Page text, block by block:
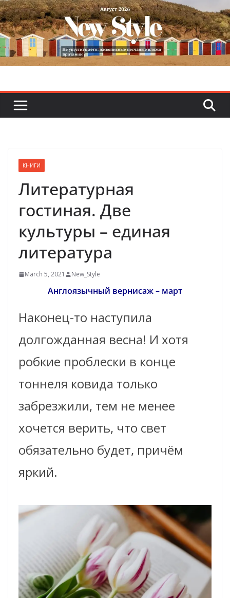
Skip
to
content
КНИГИ
Литературная
гостиная. Две
культуры – единая
литература
March 5, 2021 New_Style
Англоязычный вернисаж – март
Наконец-то наступила
долгожданная весна! И хотя
робкие проблески в конце
тоннеля ковида только
забрезжили, тем не менее
хочется верить, что свет
обязательно будет, причём
яркий.